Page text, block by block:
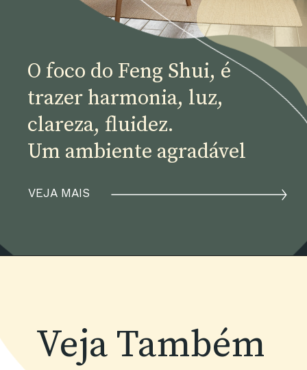
VEJA MAIS
O foco do Feng Shui, é
trazer harmonia, luz,
clareza, fluidez.
Um ambiente agradável
Veja Também